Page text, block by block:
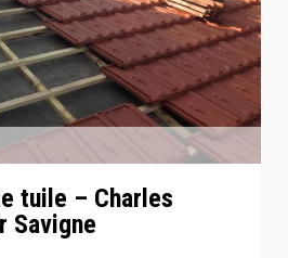
tuile – Charles
Savigne